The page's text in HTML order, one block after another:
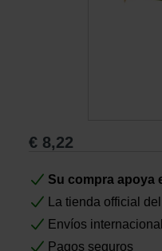
€ 8,22
Su compra apoya
La tienda official
Envíos
Pagos seguros